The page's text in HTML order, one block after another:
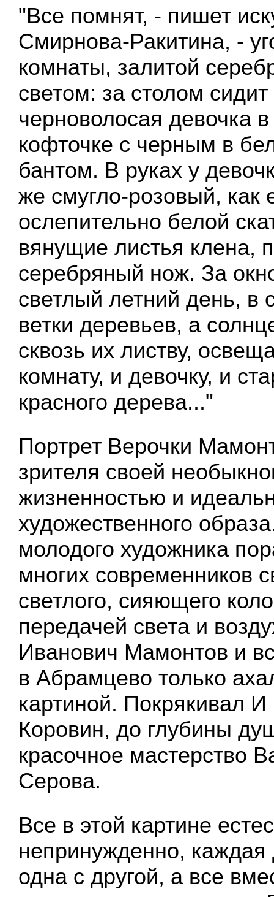
"Все помнят, - пишет
Смирнова-Ракитина, -
комнаты, залитой
светом: за столом
черноволосая девочка
кофточке с черным в
бантом. В руках у
же смугло-розовый, как
ослепительно белой
вянущие листья клена,
серебряный нож. За
светлый летний день, в
ветки деревьев, а
сквозь их листву,
комнату, и девочку, и
красного дерева..."
Портрет Верочки
зрителя своей
жизненностью и
художественного
молодого художника
многих современников
светлого, сияющего
передачей света и
Иванович Мамонтов и
в Абрамцево только
картиной. Покрякивал И
Коровин, до глубины
красочное мастерство
Серова.
Все в этой картине
непринужденно, каждая
одна с другой, а все